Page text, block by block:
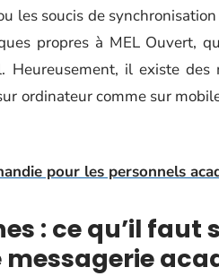
les soucis de
propres à MEL Ouvert,
Heureusement, il existe
ordinateur comme sur
pour les personnels
: ce qu’il